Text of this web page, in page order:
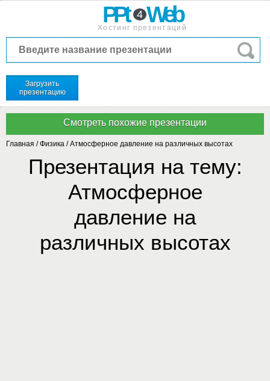
PPt 4 Web
Хостинг презентаций
Загрузить
презентацию
Главная /Физика /Атмосферное давление на различных высотах
Презентация на тему:
Атмосферное
давление на
различных высотах